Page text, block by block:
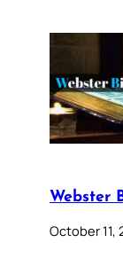
Webster
October 11,